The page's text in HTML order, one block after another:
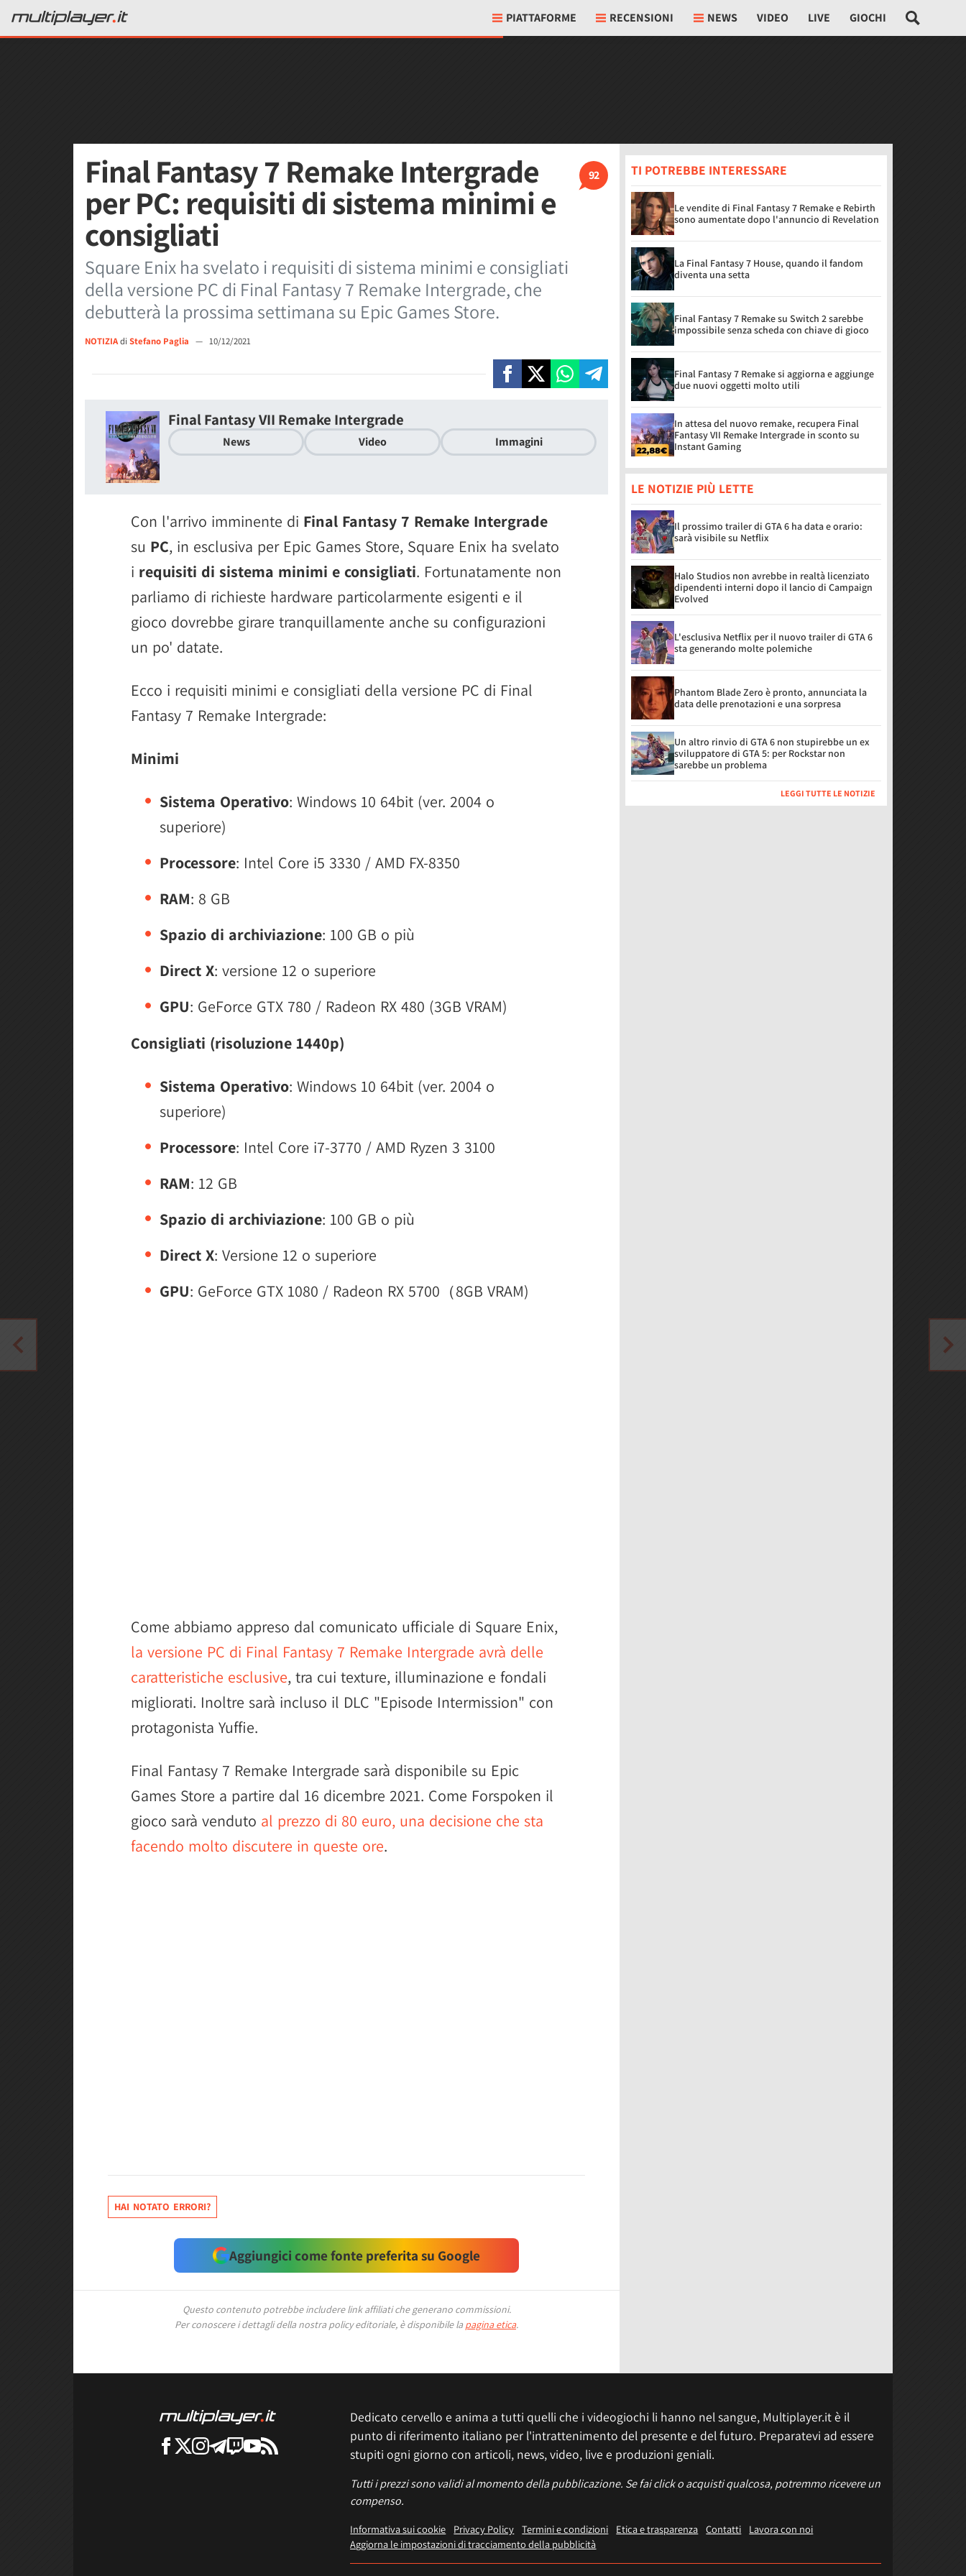
PIATTAFORME RECENSIONI NEWS VIDEO LIVE GIOCHI
92
Final Fantasy 7 Remake Intergrade
per PC: requisiti di sistema minimi e
consigliati
Square Enix ha svelato i requisiti di sistema minimi e consigliati
della versione PC di Final Fantasy 7 Remake Intergrade, che
debutterà la prossima settimana su Epic Games Store.
NOTIZIAdi Stefano Paglia — 10/12/2021
Final Fantasy VII Remake Intergrade
News Video Immagini
Con l'arrivo imminente di Final Fantasy 7 Remake Intergrade
su PC, in esclusiva per Epic Games Store, Square Enix ha svelato
i requisiti di sistema minimi e consigliati. Fortunatamente non
parliamo di richieste hardware particolarmente esigenti e il
gioco dovrebbe girare tranquillamente anche su configurazioni
un po' datate.
Ecco i requisiti minimi e consigliati della versione PC di Final
Fantasy 7 Remake Intergrade:
Minimi
Sistema Operativo: Windows 10 64bit (ver. 2004 o
superiore)
Processore: Intel Core i5 3330 / AMD FX-8350
RAM: 8 GB
Spazio di archiviazione: 100 GB o più
Direct X: versione 12 o superiore
GPU: GeForce GTX 780 / Radeon RX 480 (3GB VRAM)
Consigliati (risoluzione 1440p)
Sistema Operativo: Windows 10 64bit (ver. 2004 o
superiore)
Processore: Intel Core i7-3770 / AMD Ryzen 3 3100
RAM: 12 GB
Spazio di archiviazione: 100 GB o più
Direct X: Versione 12 o superiore
GPU: GeForce GTX 1080 / Radeon RX 5700（8GB VRAM)
Come abbiamo appreso dal comunicato ufficiale di Square Enix,
la versione PC di Final Fantasy 7 Remake Intergrade avrà delle
caratteristiche esclusive, tra cui texture, illuminazione e fondali
migliorati. Inoltre sarà incluso il DLC "Episode Intermission" con
protagonista Yuffie.
Final Fantasy 7 Remake Intergrade sarà disponibile su Epic
Games Store a partire dal 16 dicembre 2021. Come Forspoken il
gioco sarà venduto al prezzo di 80 euro, una decisione che sta
facendo molto discutere in queste ore.
HAI NOTATO ERRORI?
Aggiungici come fonte preferita su Google
Questo contenuto potrebbe includere link affiliati che generano commissioni.
Per conoscere i dettagli della nostra policy editoriale, è disponibile la pagina etica.
TI POTREBBE INTERESSARE
Le vendite di Final Fantasy 7 Remake e Rebirth
sono aumentate dopo l'annuncio di Revelation
La Final Fantasy 7 House, quando il fandom
diventa una setta
Final Fantasy 7 Remake su Switch 2 sarebbe
impossibile senza scheda con chiave di gioco
Final Fantasy 7 Remake si aggiorna e aggiunge
due nuovi oggetti molto utili
In attesa del nuovo remake, recupera Final
Fantasy VII Remake Intergrade in sconto su
Instant Gaming
LE NOTIZIE PIÙ LETTE
Il prossimo trailer di GTA 6 ha data e orario:
sarà visibile su Netflix
Halo Studios non avrebbe in realtà licenziato
dipendenti interni dopo il lancio di Campaign
Evolved
L'esclusiva Netflix per il nuovo trailer di GTA 6
sta generando molte polemiche
Phantom Blade Zero è pronto, annunciata la
data delle prenotazioni e una sorpresa
Un altro rinvio di GTA 6 non stupirebbe un ex
sviluppatore di GTA 5: per Rockstar non
sarebbe un problema
LEGGI TUTTE LE NOTIZIE
Dedicato cervello e anima a tutti quelli che i videogiochi li hanno nel sangue, Multiplayer.it è il
punto di riferimento italiano per l'intrattenimento del presente e del futuro. Preparatevi ad essere
stupiti ogni giorno con articoli, news, video, live e produzioni geniali.
Tutti i prezzi sono validi al momento della pubblicazione. Se fai click o acquisti qualcosa, potremmo ricevere un
compenso.
Informativa sui cookie Privacy Policy Termini e condizioni Etica e trasparenza Contatti
Lavora con noi
Aggiorna le impostazioni di tracciamento della pubblicità